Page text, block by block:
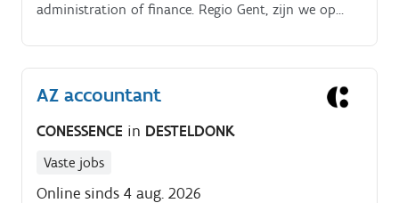
administration of finance. Regio Gent, zijn we op
AZ accountant
CONESSENCE in DESTELDONK
Vaste jobs
Online sinds 4 aug. 2026